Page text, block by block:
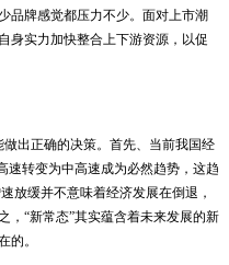
品牌感觉都压力不少。面对上市潮
身实力加快整合上下游资源，以促
出正确的决策。首先、当前我国经
速转变为中高速成为必然趋势，这趋
放缓并不意味着经济发展在倒退，
，“新常态”其实蕴含着未来发展的新
的。